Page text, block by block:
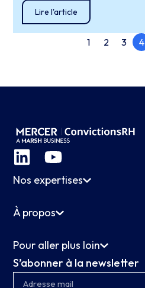
Lire l'article
1 2 3 4
Nos expertises
À propos
Pour aller plus loin
S’abonner à la newsletter